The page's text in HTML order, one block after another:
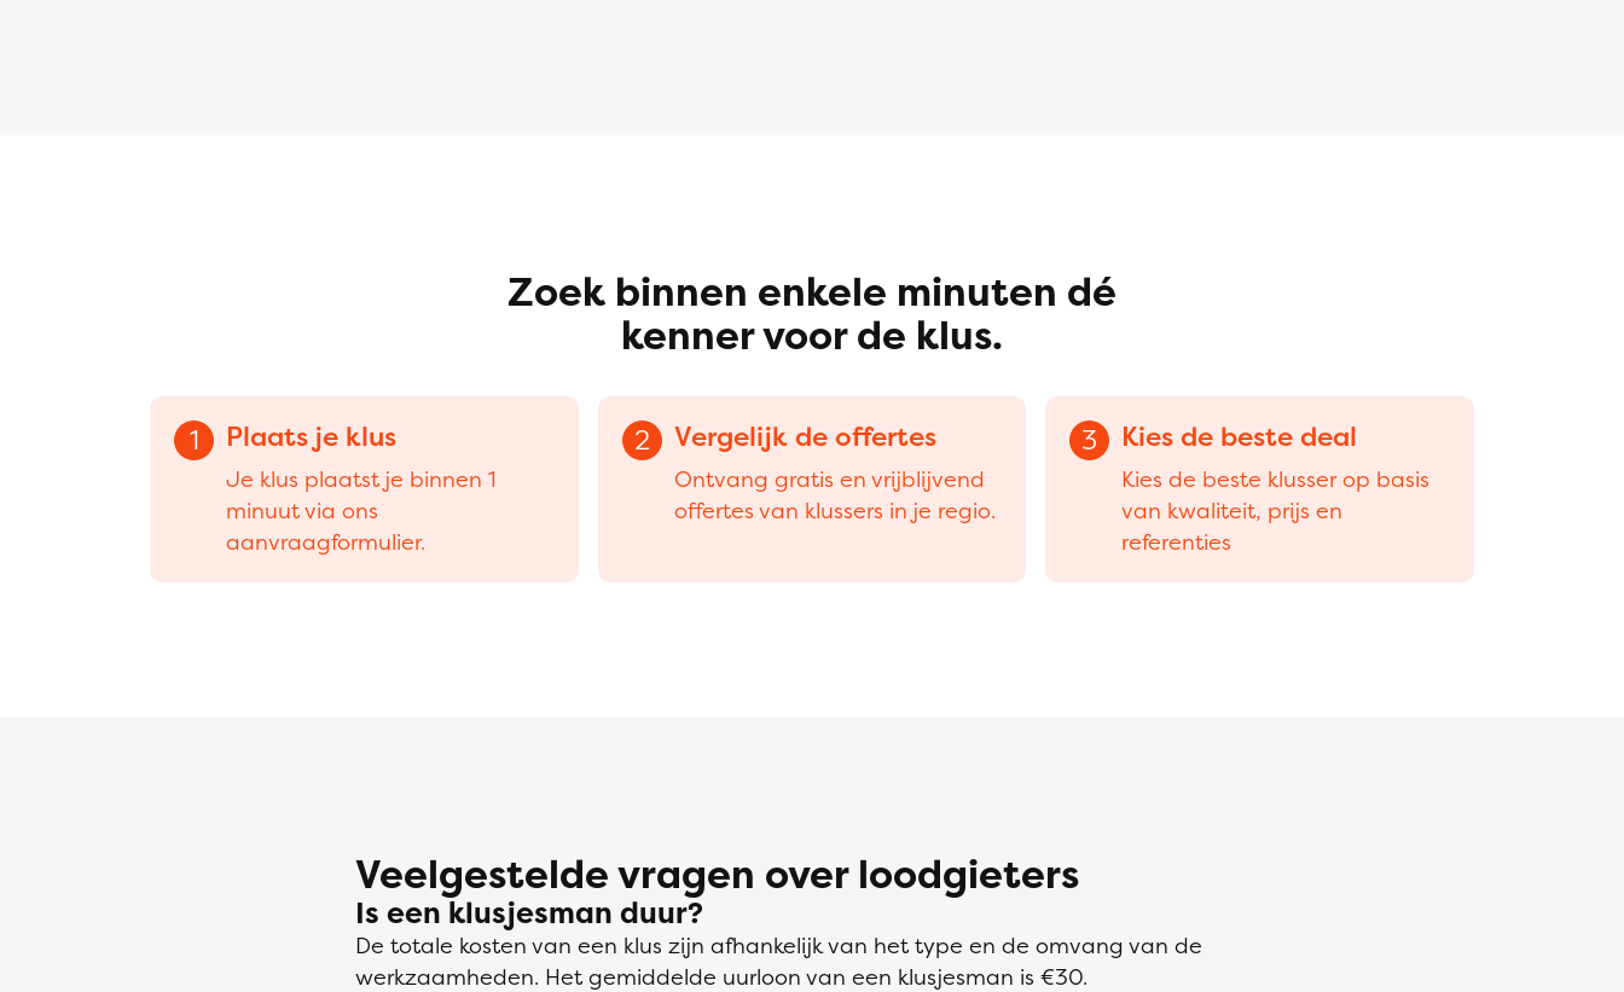
Zoek binnen enkele minuten dé
kenner voor de klus.
1 Plaats je klus
Je klus plaatst je binnen 1
minuut via ons
aanvraagformulier.
2 Vergelijk de offertes
Ontvang gratis en vrijblijvend
offertes van klussers in je regio.
3 Kies de beste deal
Kies de beste klusser op basis
van kwaliteit, prijs en
referenties
Veelgestelde vragen over loodgieters
Is een klusjesman duur?
De totale kosten van een klus zijn afhankelijk van het type en de omvang van de
werkzaamheden. Het gemiddelde uurloon van een klusjesman is €30.